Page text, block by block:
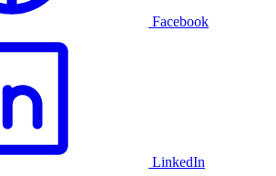
Facebook
LinkedIn